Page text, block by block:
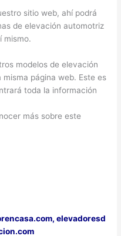
sitio web, ahí podrá
de elevación automotriz
mismo.
modelos de elevación
página web. Este es
toda la información
más sobre este
elevadoresd